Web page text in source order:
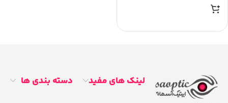
لینک های مفید دسته بندی ها